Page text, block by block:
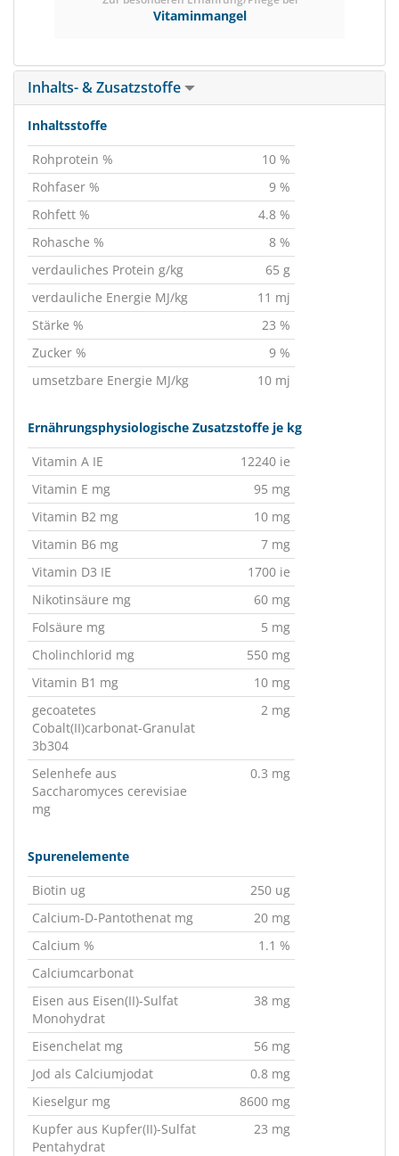
Vitaminmangel
Inhalts- & Zusatzstoffe
Inhaltsstoffe
Rohprotein %
10 %
Rohfaser %
9 %
Rohfett %
4.8 %
Rohasche %
8 %
verdauliches Protein g/kg
65 g
verdauliche Energie MJ/kg
11 mj
Stärke %
23 %
Zucker %
9 %
umsetzbare Energie MJ/kg
10 mj
Ernährungsphysiologische Zusatzstoffe je kg
Vitamin A IE
12240 ie
Vitamin E mg
95 mg
Vitamin B2 mg
10 mg
Vitamin B6 mg
7 mg
Vitamin D3 IE
1700 ie
Nikotinsäure mg
60 mg
Folsäure mg
5 mg
Cholinchlorid mg
550 mg
Vitamin B1 mg
10 mg
gecoatetes
Cobalt(II)carbonat-Granulat
3b304
2 mg
Selenhefe aus
Saccharomyces cerevisiae
mg
0.3 mg
Spurenelemente
Biotin ug
250 ug
Calcium-D-Pantothenat mg
20 mg
Calcium %
1.1 %
Calciumcarbonat
Eisen aus Eisen(II)-Sulfat
Monohydrat
38 mg
Eisenchelat mg
56 mg
Jod als Calciumjodat
0.8 mg
Kieselgur mg
8600 mg
Kupfer aus Kupfer(II)-Sulfat
Pentahydrat
23 mg